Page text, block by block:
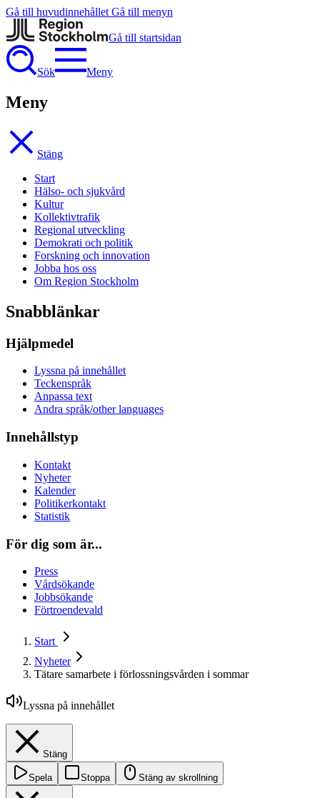
Gå till huvudinnehållet Gå till menyn
Gå till startsidan
Sök Meny
Meny
Stäng
Start
Hälso- och sjukvård
Kultur
Kollektivtrafik
Regional utveckling
Demokrati och politik
Forskning och innovation
Jobba hos oss
Om Region Stockholm
Snabblänkar
Hjälpmedel
Lyssna på innehållet
Teckenspråk
Anpassa text
Andra språk/other languages
Innehållstyp
Kontakt
Nyheter
Kalender
Politikerkontakt
Statistik
För dig som är...
Press
Vårdsökande
Jobbsökande
Förtroendevald
Start
Nyheter
Tätare samarbete i förlossningsvården i sommar
Lyssna på innehållet
Stäng
Spela Stoppa Stäng av skrollning